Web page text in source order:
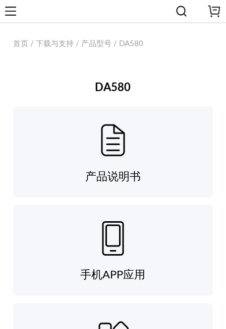
首页 / 下载与支持 / 产品型号 / DA580
DA580
产品说明书
手机APP应用